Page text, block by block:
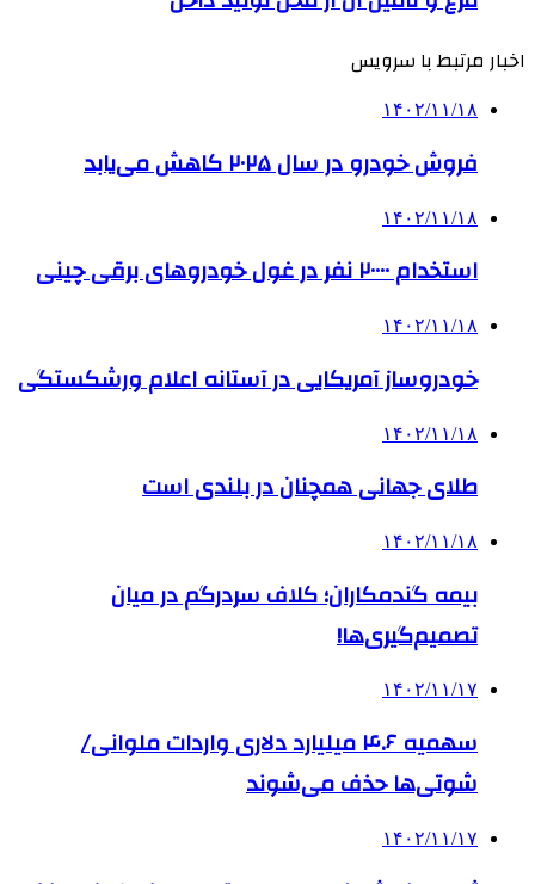
اخبار مرتبط با سرویس
۱۴۰۲/۱۱/۱۸
فروش خودرو در سال ۲۰۲۵ کاهش می‌یابد
۱۴۰۲/۱۱/۱۸
استخدام ۲۰۰۰۰ نفر در غول خودروهای برقی چینی
۱۴۰۲/۱۱/۱۸
خودروساز آمریکایی در آستانه اعلام ورشکستگی
۱۴۰۲/۱۱/۱۸
طلای جهانی همچنان در بلندی است
۱۴۰۲/۱۱/۱۸
بیمه گندمکاران؛ کلاف سردرگم در میان
تصمیم‌گیری‌ها!
۱۴۰۲/۱۱/۱۷
سهمیه ۴.۶ میلیارد دلاری واردات ملوانی/
شوتی‌ها حذف می‌شوند
۱۴۰۲/۱۱/۱۷